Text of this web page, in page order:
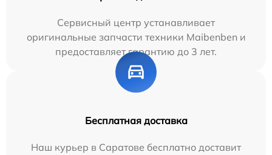
Сервисный центр устанавливает
оригинальные запчасти техники Maibenben и
предоставляет гарантию до 3 лет.
Бесплатная доставка
Наш курьер в Саратове бесплатно доставит